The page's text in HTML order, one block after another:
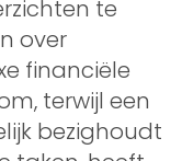
te
over
financiële
terwijl een
bezighoudt